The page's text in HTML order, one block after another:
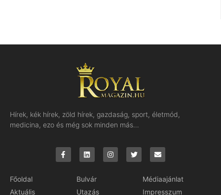
Hírek, kék hírek, zöld hírek, gazdaság, sport, életmód,
medicina, ezo és még sok minden más…
Főoldal
Aktuális
Bulvár
Utazás
Médiaajánlat
Impresszum